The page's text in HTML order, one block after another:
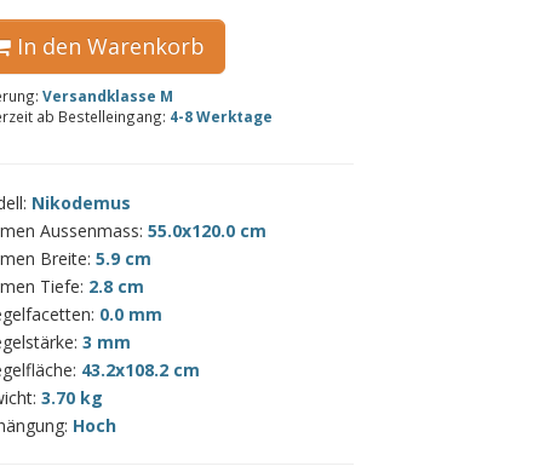
In den Warenkorb
Versandklasse M
ab Bestelleingang: 4-8 Werktage
Nikodemus
Aussenmass:55.0x120.0 cm
Breite:5.9 cm
Tiefe: 2.8 cm
0.0 mm
3 mm
43.2x108.2 cm
3.70 kg
Hoch